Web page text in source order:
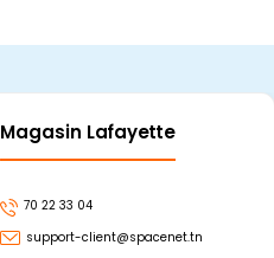
Magasin Lafayette
70 22 33 04
support-client@spacenet.tn